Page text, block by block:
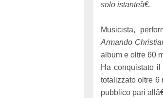
solo istanteâ€.
Musicista,
Armando
album e oltre 60
Ha conquistato
totalizzato oltre 6
pubblico pari